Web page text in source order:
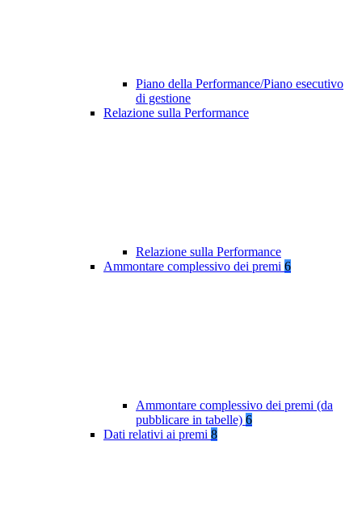
Piano della Performance/Piano esecutivo
di gestione
Relazione sulla Performance
Relazione sulla Performance
Ammontare complessivo dei premi 6
Ammontare complessivo dei premi (da
pubblicare in tabelle) 6
Dati relativi ai premi 8